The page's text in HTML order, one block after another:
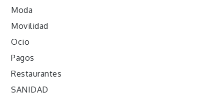
Moda
Movilidad
Ocio
Pagos
Restaurantes
SANIDAD